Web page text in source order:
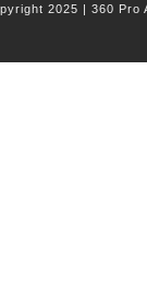
2025 | 360 Pro